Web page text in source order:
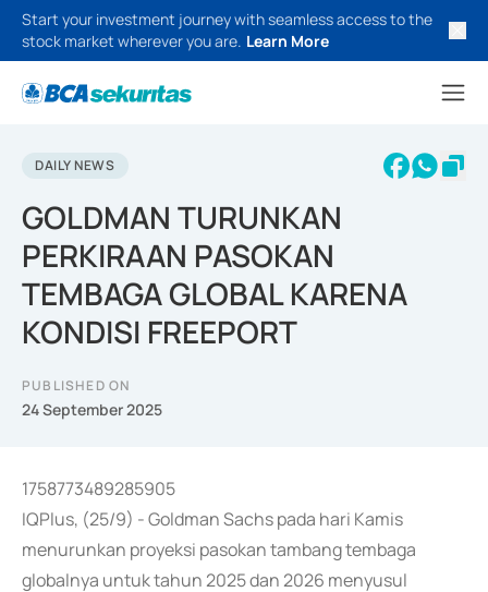
Start your investment journey with seamless access to the
stock market wherever you are. Learn More
DAILY NEWS
GOLDMAN TURUNKAN
PERKIRAAN PASOKAN
TEMBAGA GLOBAL KARENA
KONDISI FREEPORT
PUBLISHED ON
24 September 2025
1758773489285905
IQPlus, (25/9) - Goldman Sachs pada hari Kamis
menurunkan proyeksi pasokan tambang tembaga
globalnya untuk tahun 2025 dan 2026 menyusul